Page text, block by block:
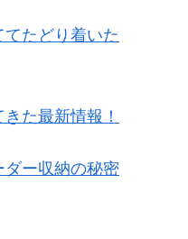
たどり着いた
た最新情報！
ダー収納の秘密